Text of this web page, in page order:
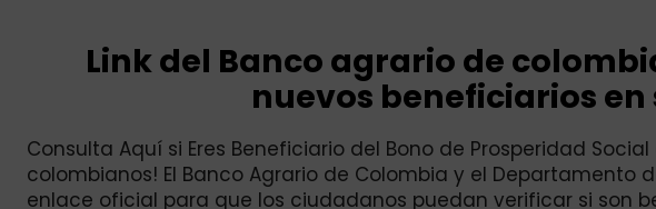
Link del Banco agrario de
nuevos beneficiarios
Consulta Aquí si Eres Beneficiario del Bono de Prosperidad
colombianos! El Banco Agrario de Colombia y el Departamento
enlace oficial para que los ciudadanos puedan verificar si son